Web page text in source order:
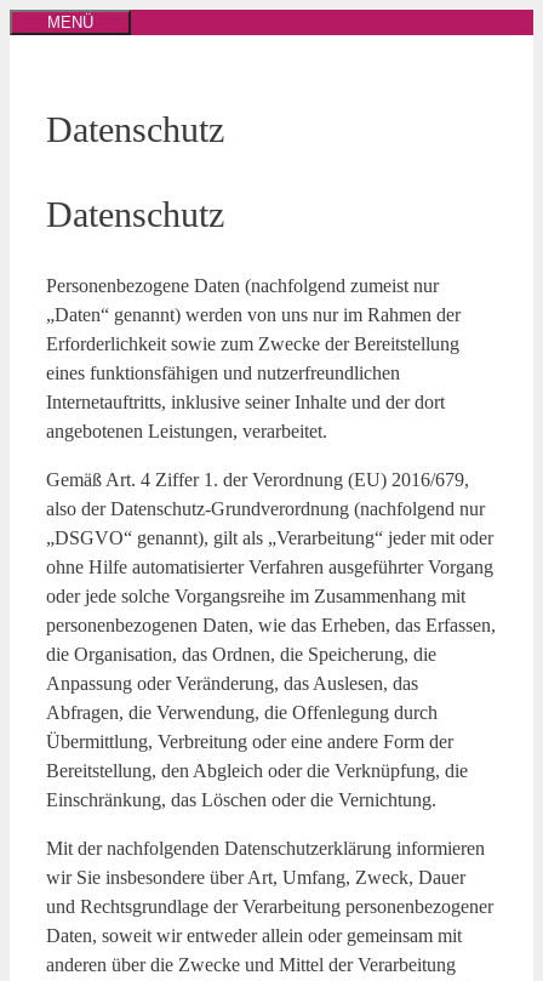
MENÜ
Datenschutz
Datenschutz
Personenbezogene Daten (nachfolgend zumeist nur
„Daten“ genannt) werden von uns nur im Rahmen der
Erforderlichkeit sowie zum Zwecke der Bereitstellung
eines funktionsfähigen und nutzerfreundlichen
Internetauftritts, inklusive seiner Inhalte und der dort
angebotenen Leistungen, verarbeitet.
Gemäß Art. 4 Ziffer 1. der Verordnung (EU) 2016/679,
also der Datenschutz-Grundverordnung (nachfolgend nur
„DSGVO“ genannt), gilt als „Verarbeitung“ jeder mit oder
ohne Hilfe automatisierter Verfahren ausgeführter Vorgang
oder jede solche Vorgangsreihe im Zusammenhang mit
personenbezogenen Daten, wie das Erheben, das Erfassen,
die Organisation, das Ordnen, die Speicherung, die
Anpassung oder Veränderung, das Auslesen, das
Abfragen, die Verwendung, die Offenlegung durch
Übermittlung, Verbreitung oder eine andere Form der
Bereitstellung, den Abgleich oder die Verknüpfung, die
Einschränkung, das Löschen oder die Vernichtung.
Mit der nachfolgenden Datenschutzerklärung informieren
wir Sie insbesondere über Art, Umfang, Zweck, Dauer
und Rechtsgrundlage der Verarbeitung personenbezogener
Daten, soweit wir entweder allein oder gemeinsam mit
anderen über die Zwecke und Mittel der Verarbeitung